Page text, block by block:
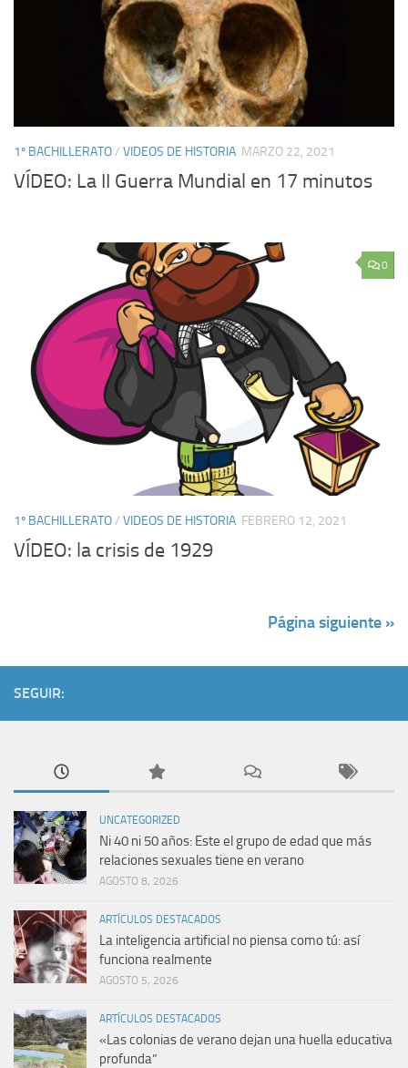
1º BACHILLERATO/ VIDEOS DE HISTORIA MARZO 22, 2021
VÍDEO: La II Guerra Mundial en 17 minutos
0
1º BACHILLERATO/ VIDEOS DE HISTORIA FEBRERO 12, 2021
VÍDEO: la crisis de 1929
Página siguiente »
SEGUIR:
UNCATEGORIZED
Ni 40 ni 50 años: Este el grupo de edad que más
relaciones sexuales tiene en verano
AGOSTO 8, 2026
ARTÍCULOS DESTACADOS
La inteligencia artificial no piensa como tú: así
funciona realmente
AGOSTO 5, 2026
ARTÍCULOS DESTACADOS
«Las colonias de verano dejan una huella educativa
profunda”